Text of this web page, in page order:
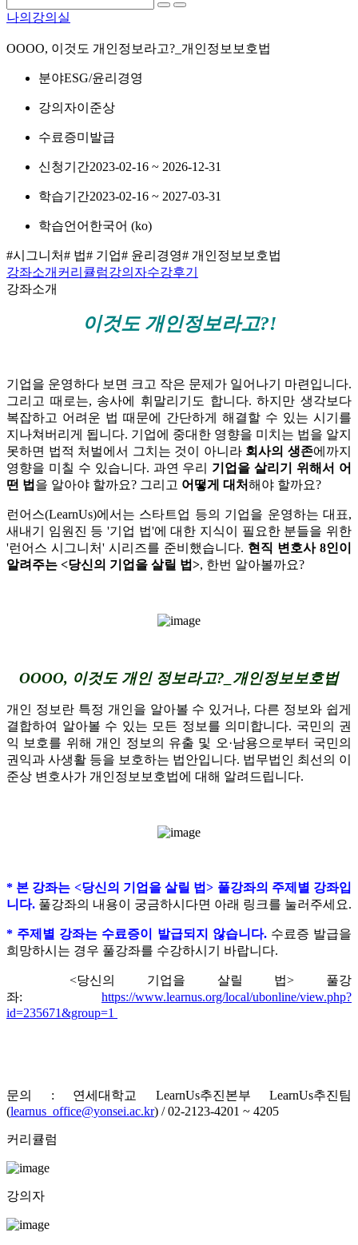
나의강의실
OOOO, 이것도 개인정보라고?_개인정보보호법
분야ESG/윤리경영
강의자이준상
수료증미발급
신청기간2023-02-16 ~ 2026-12-31
학습기간2023-02-16 ~ 2027-03-31
학습언어 한국어 ‎(ko)‎
#시그니처# 법# 기업# 윤리경영# 개인정보보호법
강좌소개 커리큘럼강의자수강후기
강좌소개
이것도 개인정보라고?!
기업을 운영하다 보면 크고 작은 문제가 일어나기 마련입니다.
그리고 때로는, 송사에 휘말리기도 합니다. 하지만 생각보다
복잡하고 어려운 법 때문에 간단하게 해결할 수 있는 시기를
지나쳐버리게 됩니다. 기업에 중대한 영향을 미치는 법을 알지
못하면 법적 처벌에서 그치는 것이 아니라 회사의 생존에까지
영향을 미칠 수 있습니다. 과연 우리 기업을 살리기 위해서 어
떤 법 을 알아야 할까요? 그리고 어떻게 대처해야 할까요?
런어스(LearnUs)에서는 스타트업 등의 기업을 운영하는 대표,
새내기 임원진 등 '기업 법'에 대한 지식이 필요한 분들을 위한
'런어스 시그니처' 시리즈를 준비했습니다. 현직 변호사 8인이
알려주는 <당신의 기업을 살릴 법>, 한번 알아볼까요?
OOOO, 이것도 개인 정보라고?_개인정보보호법
개인 정보란 특정 개인을 알아볼 수 있거나, 다른 정보와 쉽게
결합하여 알아볼 수 있는 모든 정보를 의미합니다. 국민의 권
익 보호를 위해 개인 정보의 유출 및 오·남용으로부터 국민의
권익과 사생활 등을 보호하는 법안입니다. 법무법인 최선의 이
준상 변호사가 개인정보보호법에 대해 알려드립니다.
* 본 강좌는 <당신의 기업을 살릴 법> 풀강좌의 주제별 강좌입
니다. 풀강좌의 내용이 궁금하시다면 아래 링크를 눌러주세요.
* 주제별 강좌는 수료증이 발급되지 않습니다.수료증 발급을
희망하시는 경우 풀강좌를 수강하시기 바랍니다.
<당신의 기업을 살릴 법> 풀강
좌: https://www.learnus.org/local/ubonline/view.php?
id=235671&group=1
문의 : 연세대학교 LearnUs추진본부 LearnUs추진팀
(learnus_office@yonsei.ac.kr) / 02-2123-4201 ~ 4205
커리큘럼
강의자